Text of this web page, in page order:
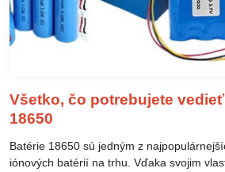
Všetko, čo potrebujete
18650
Batérie 18650 sú jedným z
iónových batérií na trhu. Vďaka svojim